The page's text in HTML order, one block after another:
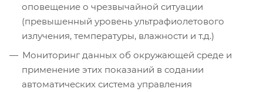
оповещение о чрезвычайной ситуации
(превышенный уровень ультрафиолетового
излучения, температуры, влажности и т.д.)
Мониторинг данных об окружающей среде и
применение этих показаний в содании
автоматических система управления